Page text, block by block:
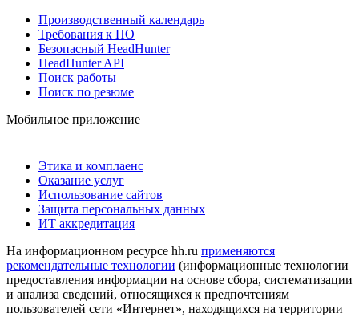
Производственный календарь
Требования к ПО
Безопасный HeadHunter
HeadHunter API
Поиск работы
Поиск по резюме
Мобильное приложение
Этика и комплаенс
Оказание услуг
Использование сайтов
Защита персональных данных
ИТ аккредитация
На информационном ресурсе hh.ru применяются
рекомендательные технологии (информационные технологии
предоставления информации на основе сбора, систематизации
и анализа сведений, относящихся к предпочтениям
пользователей сети «Интернет», находящихся на территории